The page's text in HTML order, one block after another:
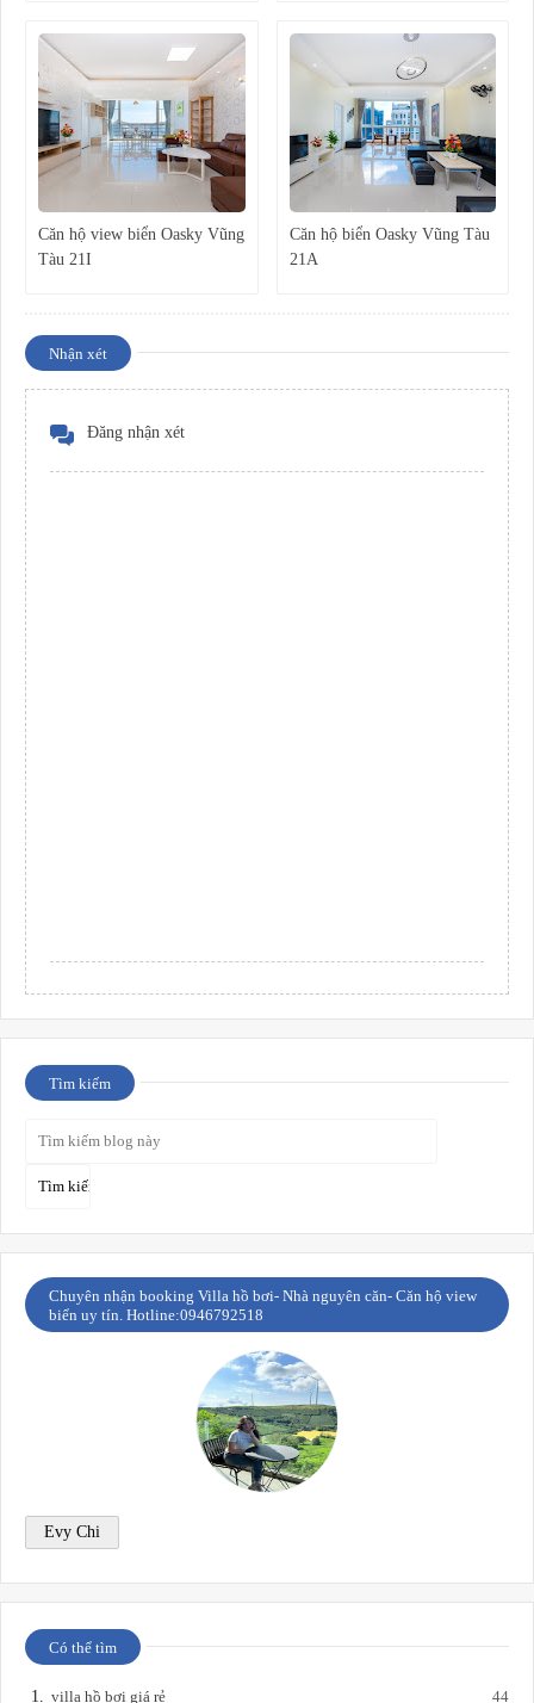
Căn hộ view biển Oasky Vũng
Tàu 21I
Căn hộ biển Oasky Vũng Tàu
21A
Nhận xét
Đăng nhận xét
Tìm kiếm
Chuyên nhận booking Villa hồ bơi- Nhà nguyên căn- Căn hộ view
biển uy tín. Hotline:0946792518
Evy Chi
Có thể tìm
villa hồ bơi giá rẻ 44